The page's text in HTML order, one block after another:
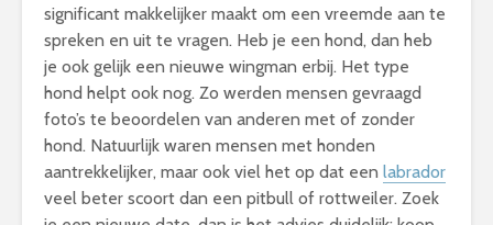
significant makkelijker maakt om een vreemde aan te
spreken en uit te vragen. Heb je een hond, dan heb
je ook gelijk een nieuwe wingman erbij. Het type
hond helpt ook nog. Zo werden mensen gevraagd
foto’s te beoordelen van anderen met of zonder
hond. Natuurlijk waren mensen met honden
aantrekkelijker, maar ook viel het op dat een labrador
veel beter scoort dan een pitbull of rottweiler. Zoek